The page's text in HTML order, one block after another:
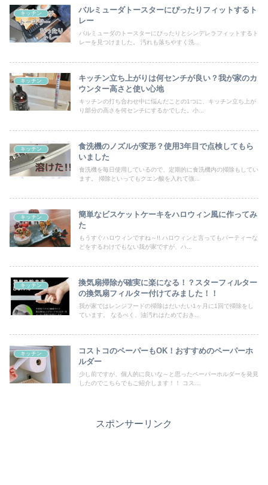
キッチン
バルミューダトースターにぴったりフィットするト
レー
バルミューダのトースターにぴったりとシンデレラフィットするト
レーを見つけました。 汚れも落ちやすく洗...
キッチン
キッチン立ち上がりは何センチが良い？我が家のカ
ウンター高さと使い心地
キッチンの打ち合わせ中に悩んだことの1つに、キッチン立ち上が
り部分の高さを何センチにするかでした。小...
キッチン
食洗機のノズルが変形？使用3年目で点検してもら
いました
食洗機を毎日使用しているので、定期的に食洗機内の掃除もしてい
ます。 掃除といってもクエン酸を入れて強...
キッチン
簡単なビスケットケーキをハロウィン風に作ってみ
た
もうすぐハロウィンですね～!! ハロウィンと言ってもパーティーな
どをするわけでもない我が家ですが、ハ...
キッチン
換気扇掃除が確実に楽になる！？スターフィルター
の換気扇フィルター付けてみました！！
我が家ではレンジフードの掃除はだいたい1ヶ月に1回で掃除をし
ています。 なるべく、油汚れはためておき...
キッチン
コストコのペーパーもOK！おすすめのペーパーホ
ルダー
少し前ですが、個人的に良いな～と思ったペーパーホルダーを発見
したのでこちらでもご紹介します！！ コス...
スポンサーリンク